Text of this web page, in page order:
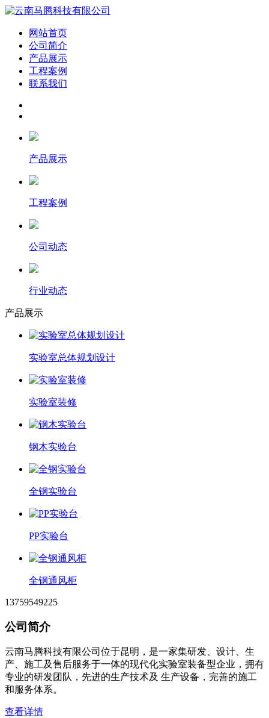
网站首页
公司简介
产品展示
工程案例
联系我们
产品展示
工程案例
公司动态
行业动态
产品展示
实验室总体规划设计
实验室装修
钢木实验台
全钢实验台
PP实验台
全钢通风柜
13759549225
公司简介
云南马腾科技有限公司位于昆明，是一家集研发、设计、生
产、施工及售后服务于一体的现代化实验室装备型企业，拥有
专业的研发团队，先进的生产技术及 生产设备，完善的施工
和服务体系。
查看详情